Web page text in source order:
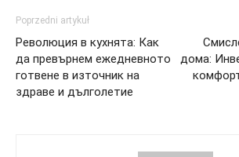
Poprzedni artykuł
Революция в кухнята: Как
да превърнем ежедневното
готвене в източник на
здраве и дълголетие
дома: